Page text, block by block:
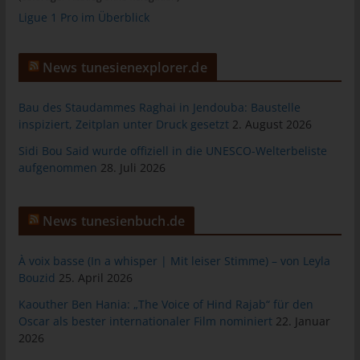
Ligue 1 Pro im Überblick
News tunesienexplorer.de
Bau des Staudammes Raghai in Jendouba: Baustelle
inspiziert, Zeitplan unter Druck gesetzt 2. August 2026
Sidi Bou Said wurde offiziell in die UNESCO-Welterbeliste
aufgenommen 28. Juli 2026
News tunesienbuch.de
À voix basse (In a whisper | Mit leiser Stimme) – von Leyla
Bouzid 25. April 2026
Kaouther Ben Hania: „The Voice of Hind Rajab“ für den
Oscar als bester internationaler Film nominiert 22. Januar
2026
allgemeinen Daten und Informationen werden in den Logfiles
des Servers gespeichert. Erfasst werden können die (1)
zugreifenden System verwendete Betriebssystem, (3) die
Internetseite, von welcher ein zugreifendes System auf unsere
Unterwebseiten, welche über ein zugreifendes System auf
unserer Internetseite angesteuert werden, (5) das Datum und
die Uhrzeit eines Zugriffs auf die Internetseite, (6) eine Internet-
Protokoll-Adresse (IP-Adresse), (7) der Internet-Service-
Daten und Informationen, die der Gefahrenabwehr im Falle von
Angriffen auf unsere informationstechnologischen Systeme
Bei der Nutzung dieser allgemeinen Daten und Informationen
ziehen wird keine Rückschlüsse auf die betroffene Person.
Diese Informationen werden vielmehr benötigt, um (1) die
Inhalte unserer Internetseite korrekt auszuliefern, (2) die Inhalte
unserer Internetseite sowie die Werbung für diese zu